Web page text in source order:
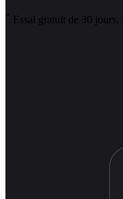
* Essai gratuit de 30 jours,